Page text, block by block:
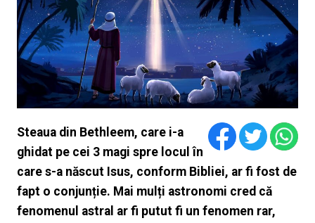
Steaua din Bethleem, care i-a
ghidat pe cei 3 magi spre locul în
care s-a născut Isus, conform Bibliei, ar fi fost de
fapt o conjunție. Mai mulți astronomi cred că
fenomenul astral ar fi putut fi un fenomen rar,